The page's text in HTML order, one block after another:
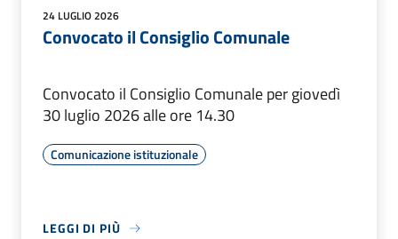
24 LUGLIO 2026
Convocato il Consiglio Comunale
Convocato il Consiglio Comunale per giovedì
30 luglio 2026 alle ore 14.30
Comunicazione istituzionale
LEGGI DI PIÙ